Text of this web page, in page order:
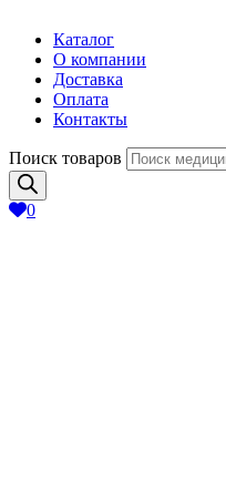
Каталог
О компании
Доставка
Оплата
Контакты
Поиск товаров
0